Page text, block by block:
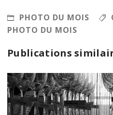
PHOTO DU MOIS
PHOTO DU MOIS
Publications